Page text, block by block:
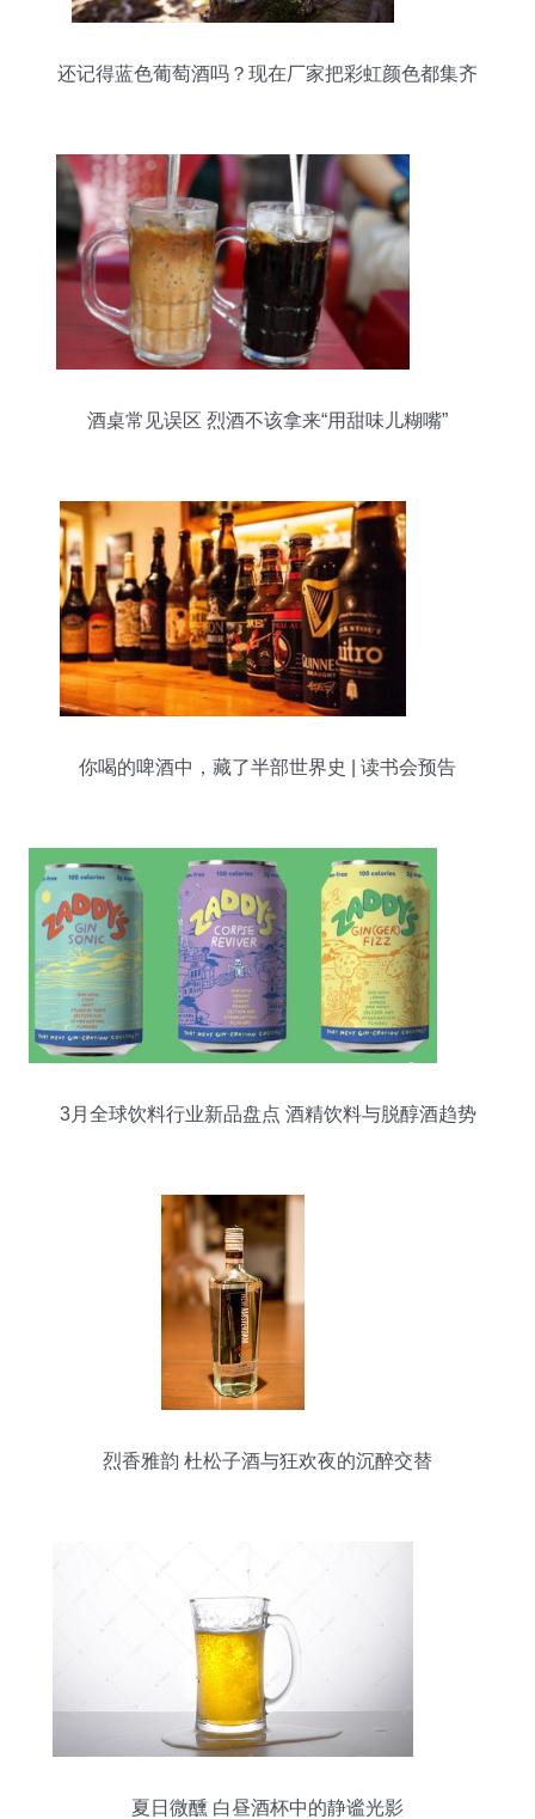
还记得蓝色葡萄酒吗？现在厂家把彩虹颜色都集齐
酒桌常见误区 烈酒不该拿来“用甜味儿糊嘴”
你喝的啤酒中，藏了半部世界史 | 读书会预告
3月全球饮料行业新品盘点 酒精饮料与脱醇酒趋势
烈香雅韵 杜松子酒与狂欢夜的沉醉交替
夏日微醺 白昼酒杯中的静谧光影